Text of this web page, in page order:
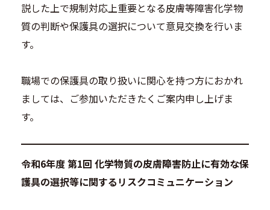
説した上で規制対応上重要となる皮膚等障害化学物
質の判断や保護具の選択について意見交換を行いま
す。
職場での保護具の取り扱いに関心を持つ方におかれ
ましては、ご参加いただきたくご案内申し上げま
す。
令和6年度 第1回 化学物質の皮膚障害防止に有効な保
護具の選択等に関するリスクコミュニケーション